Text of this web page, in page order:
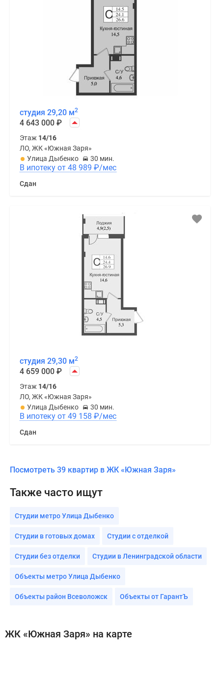
студия 29,20 м2
4 643 000 ₽
Этаж 14/16
ЛО, ЖК «Южная Заря»
Улица Дыбенко
30 мин.
В ипотеку от 48 989 ₽/мес
Сдан
студия 29,30 м2
4 659 000 ₽
Этаж 14/16
ЛО, ЖК «Южная Заря»
Улица Дыбенко
30 мин.
В ипотеку от 49 158 ₽/мес
Сдан
Посмотреть 39 квартир в ЖК «Южная Заря»
Также часто ищут
Студии метро Улица Дыбенко
Студии в готовых домах Студии с отделкой
Студии без отделки Студии в Ленинградской области
Объекты метро Улица Дыбенко
Объекты район Всеволожск Объекты от ГарантЪ
ЖК «Южная Заря» на карте